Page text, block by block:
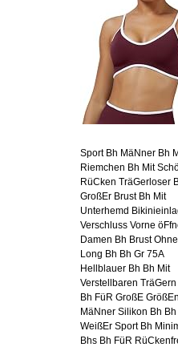
Sport Bh MäNner Bh
Riemchen Bh Mit
RüCken TräGerloser
GroßEr Brust Bh Mit
Unterhemd
Verschluss Vorne
Damen Bh Brust
Long Bh Bh Gr 75A
Hellblauer Bh Bh Mit
Verstellbaren
Bh FüR GroßE
MäNner Silikon Bh Bh
WeißEr Sport Bh
Bhs Bh FüR